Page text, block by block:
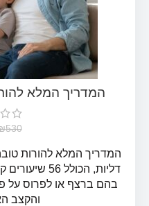
530
המדריך המלא להורות
דליות, הכולל
בהם ברצף או לפרוס על
והקצב